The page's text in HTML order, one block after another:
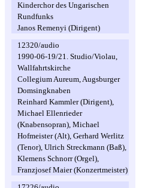
Kinderchor des Ungarischen
Rundfunks
Janos Remenyi (Dirigent)
12320/audio
1990-06-19/21. Studio/Violau,
Wallfahrtskirche
Collegium Aureum, Augsburger
Domsingknaben
Reinhard Kammler (Dirigent),
Michael Ellenrieder
(Knabensopran), Michael
Hofmeister (Alt), Gerhard Werlitz
(Tenor), Ulrich Streckmann (Baß),
Klemens Schnorr (Orgel),
Franzjosef Maier (Konzertmeister)